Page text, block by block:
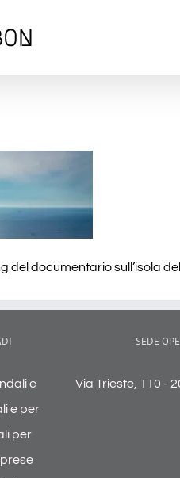
del documentario sull’isola
e
e per
per
SEDE
Via Trieste, 110 -